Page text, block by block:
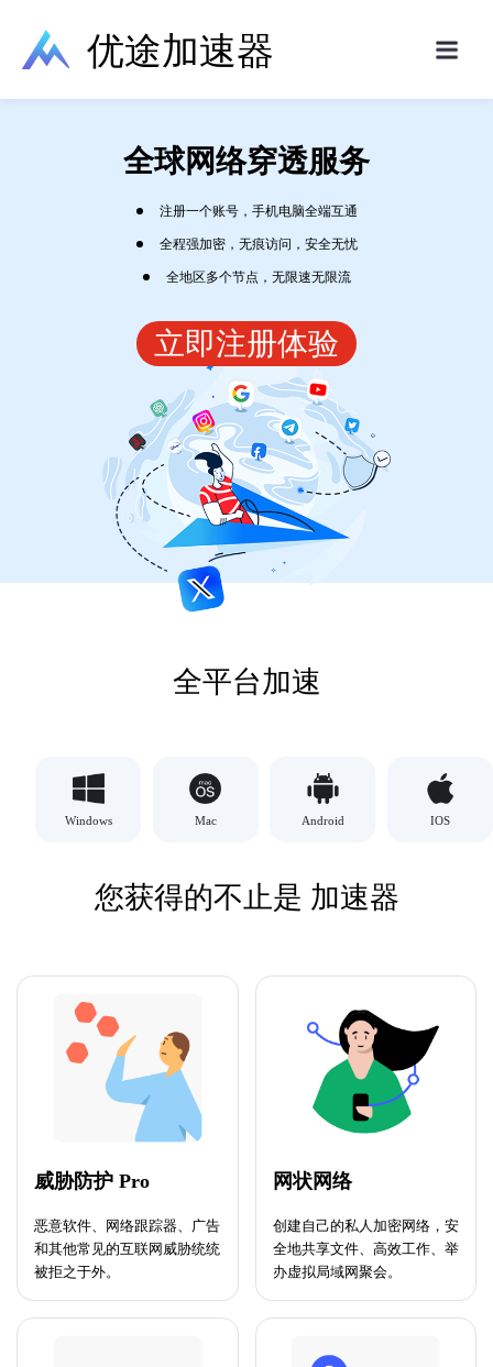
优途加速器
全球网络穿透服务
注册一个账号，手机电脑全端互通
全程强加密，无痕访问，安全无忧
全地区多个节点，无限速无限流
立即注册体验
全平台加速
Windows Mac Android IOS
您获得的不止是 加速器
威胁防护 Pro
恶意软件、网络跟踪器、广告
和其他常见的互联网威胁统统
被拒之于外。
网状网络
创建自己的私人加密网络，安
全地共享文件、高效工作、举
办虚拟局域网聚会。